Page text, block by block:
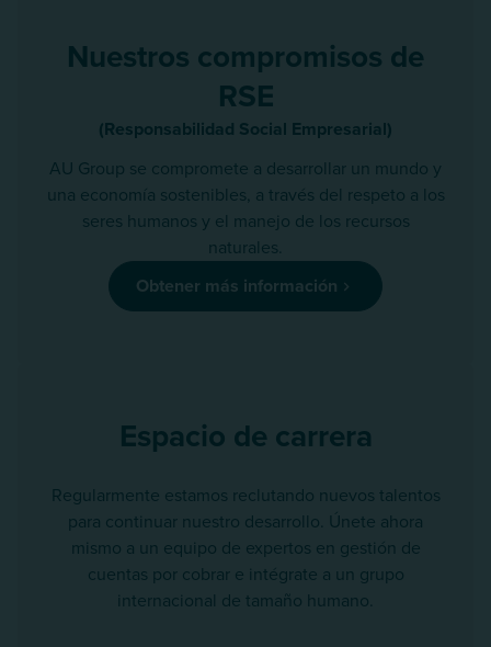
Nuestros compromisos de
RSE
(Responsabilidad Social Empresarial)
AU Group se compromete a desarrollar un mundo y
una economía sostenibles, a través del respeto a los
seres humanos y el manejo de los recursos
naturales.
Obtener más información
Espacio de carrera
Regularmente estamos reclutando nuevos talentos
para continuar nuestro desarrollo. Únete ahora
mismo a un equipo de expertos en gestión de
cuentas por cobrar e intégrate a un grupo
internacional de tamaño humano.